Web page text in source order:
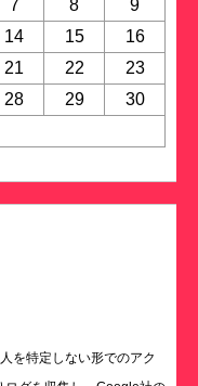
7 8
9
14 15
16
21 22
23
28 29
30
を特定しない形でのアク